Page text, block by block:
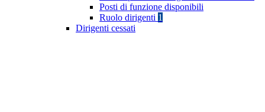
Posti di funzione disponibili
Ruolo dirigenti 1
Dirigenti cessati